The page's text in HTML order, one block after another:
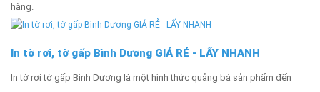
hàng.
In tờ rơi, tờ gấp Bình Dương GIÁ RẺ - LẤY NHANH
In tờ rơi tờ gấp Bình Dương là một hình thức quảng bá sản phẩm đến